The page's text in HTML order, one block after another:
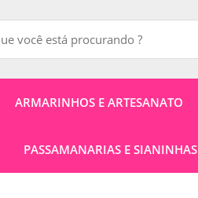
ARMARINHOS E ARTESANATO
PASSAMANARIAS E SIANINHAS